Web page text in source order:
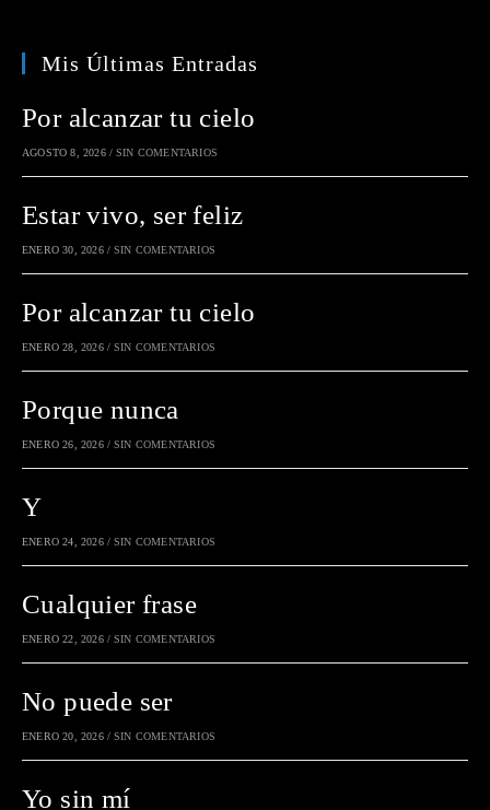
Mis Últimas Entradas
Por alcanzar tu cielo
AGOSTO 8, 2026 / SIN COMENTARIOS
Estar vivo, ser feliz
ENERO 30, 2026 / SIN COMENTARIOS
Por alcanzar tu cielo
ENERO 28, 2026 / SIN COMENTARIOS
Porque nunca
ENERO 26, 2026 / SIN COMENTARIOS
Y
ENERO 24, 2026 / SIN COMENTARIOS
Cualquier frase
ENERO 22, 2026 / SIN COMENTARIOS
No puede ser
ENERO 20, 2026 / SIN COMENTARIOS
Yo sin mí